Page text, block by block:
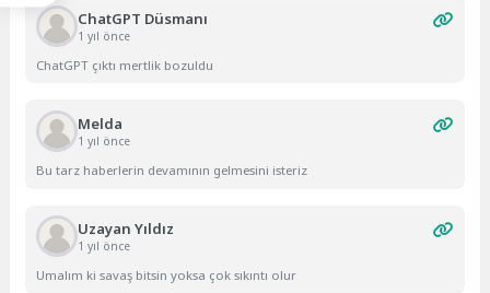
ChatGPT Düsmanı
1 yıl önce
ChatGPT çıktı mertlik bozuldu
Melda
1 yıl önce
Bu tarz haberlerin devamının gelmesini isteriz
Uzayan Yıldız
1 yıl önce
Umalım ki savaş bitsin yoksa çok sıkıntı olur